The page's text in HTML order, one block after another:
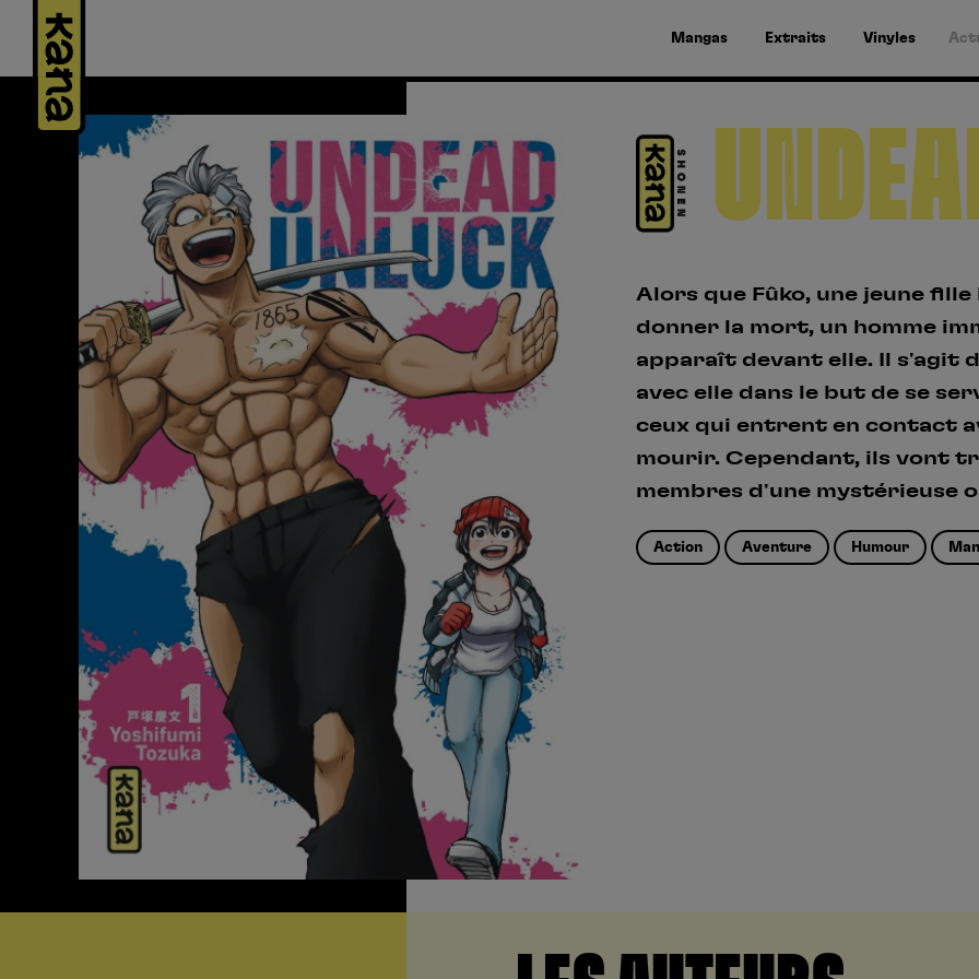
Mangas Extraits Vinyles
Alors que Fûko, une jeune
donner la mort, un homme
apparaît devant elle. Il s'agit
avec elle dans le but de se
ceux qui entrent en contact
mourir. Cependant, ils vont
membres d'une mystérieuse
Action Aventure Humour
Panneau de gestion des cookies